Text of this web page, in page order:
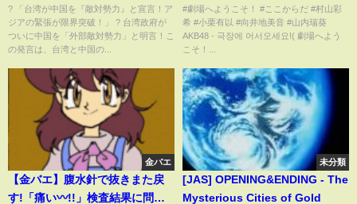
強化で対抗、中国激怒し軍事圧
力強化へ！緊張最高潮！
? 「台湾が中国を『敵対勢力』と宣言！ア
ジアの緊張が限界突破！」 ? 台湾政府が
ついに中国を「外部敵対勢力」と明言！こ
の発言は、台湾と中国の...
幕] / AKB48 18th Stage 「ここ
からだ」
#劇場へようこそ！ #ここからだ #村山彩
希 #小栗有以 #向井地美音 #山内瑞葵
AKB48 - 극장에 어서오세요!( 劇場へよう
こそ！...
金バエ
【金バエ】腹水針で抜きまた戻
す!「痛い〰!!」検査結果に問題
未分類
[JAS] OPENING&ENDING - The
Mysterious Cities of Gold